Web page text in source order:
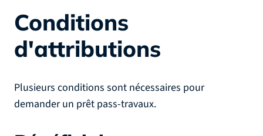
Conditions
d'attributions
Plusieurs conditions sont nécessaires pour
demander un prêt pass-travaux.